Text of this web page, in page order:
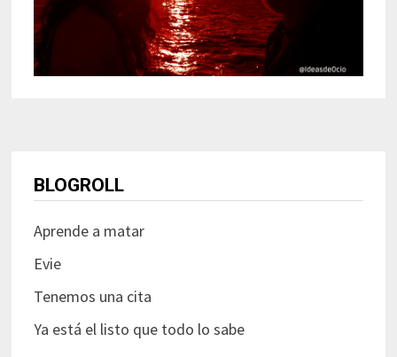
BLOGROLL
Aprende a matar
Evie
Tenemos una cita
Ya está el listo que todo lo sabe